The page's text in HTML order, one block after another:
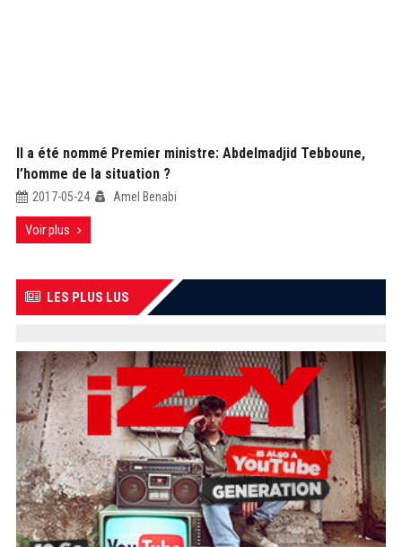
Il a été nommé Premier ministre: Abdelmadjid Tebboune,
l’homme de la situation ?
2017-05-24 Amel Benabi
Voir plus
LES PLUS LUS